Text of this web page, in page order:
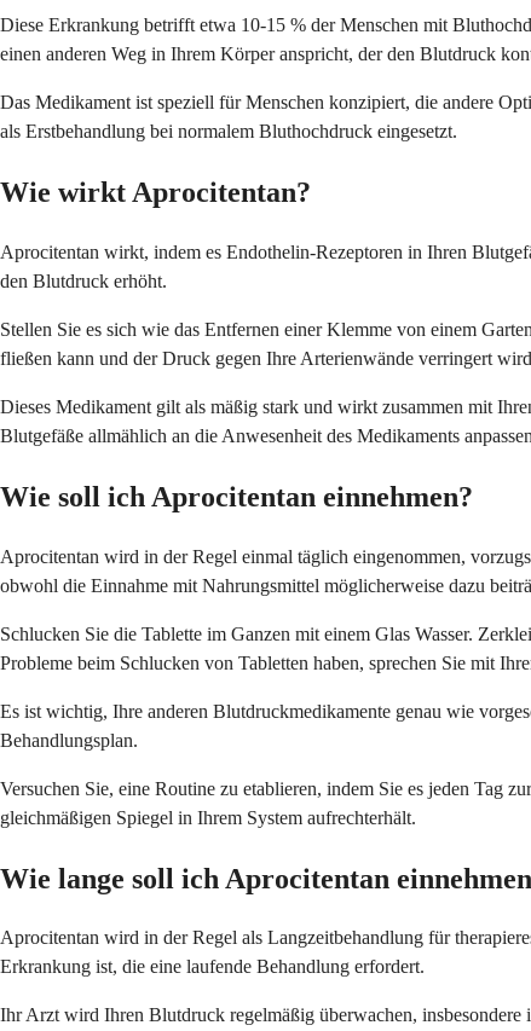
Diese Erkrankung betrifft etwa 10-15 % der Menschen mit
einen anderen Weg in Ihrem Körper anspricht, der den Blutdruck
Das Medikament ist speziell für Menschen konzipiert, die andere
als Erstbehandlung bei normalem Bluthochdruck eingesetzt.
Wie wirkt Aprocitentan?
Aprocitentan wirkt, indem es Endothelin-Rezeptoren in Ihren
den Blutdruck erhöht.
Stellen Sie es sich wie das Entfernen einer Klemme von einem
fließen kann und der Druck gegen Ihre Arterienwände verringert
Dieses Medikament gilt als mäßig stark und wirkt zusammen mit
Blutgefäße allmählich an die Anwesenheit des Medikaments
Wie soll ich Aprocitentan einnehmen?
Aprocitentan wird in der Regel einmal täglich eingenommen,
obwohl die Einnahme mit Nahrungsmittel möglicherweise dazu
Schlucken Sie die Tablette im Ganzen mit einem Glas Wasser.
Probleme beim Schlucken von Tabletten haben, sprechen Sie mit
Es ist wichtig, Ihre anderen Blutdruckmedikamente genau wie
Behandlungsplan.
Versuchen Sie, eine Routine zu etablieren, indem Sie es jeden Tag
gleichmäßigen Spiegel in Ihrem System aufrechterhält.
Wie lange soll ich Aprocitentan
Aprocitentan wird in der Regel als Langzeitbehandlung für
Erkrankung ist, die eine laufende Behandlung erfordert.
Ihr Arzt wird Ihren Blutdruck regelmäßig überwachen,